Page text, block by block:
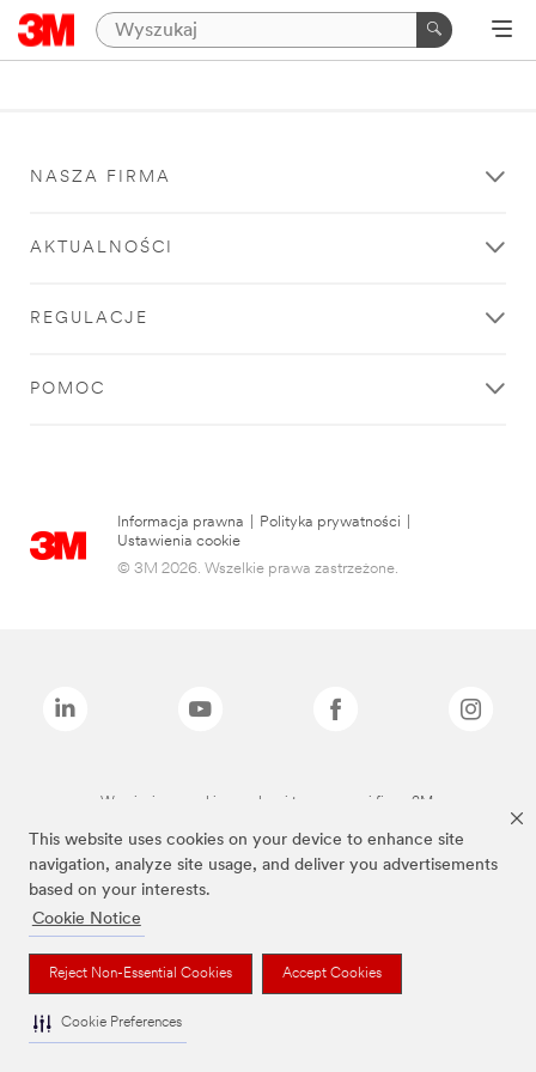
This website uses cookies on your device to enhance site
navigation, analyze site usage, and deliver you advertisements
based on your interests.
Cookie Notice
Reject Non-Essential Cookies Accept Cookies
Cookie Preferences
NASZA FIRMA
AKTUALNOŚCI
REGULACJE
POMOC
Informacja prawna Polityka prywatności
Ustawienia cookie
© 3M 2026. Wszelkie prawa zastrzeżone.
Wymienione marki są znakami towarowymi firmy 3M.